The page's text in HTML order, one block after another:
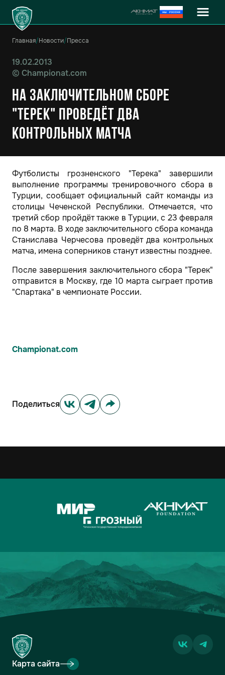
Главная/Новости/Пресса
19.02.2013
© Championat.com
На заключительном сборе
"Терек" проведёт два
контрольных матча
Футболисты грозненского "Терека" завершили
выполнение программы тренировочного сбора в
Турции, сообщает официальный сайт команды из
столицы Чеченской Республики. Отмечается, что
третий сбор пройдёт также в Турции, с 23 февраля
по 8 марта. В ходе заключительного сбора команда
Станислава Черчесова проведёт два контрольных
матча, имена соперников станут известны позднее.
После завершения заключительного сбора "Терек"
отправится в Москву, где 10 марта сыграет против
"Спартака" в чемпионате России.
Championat.com
Поделиться
Карта сайта